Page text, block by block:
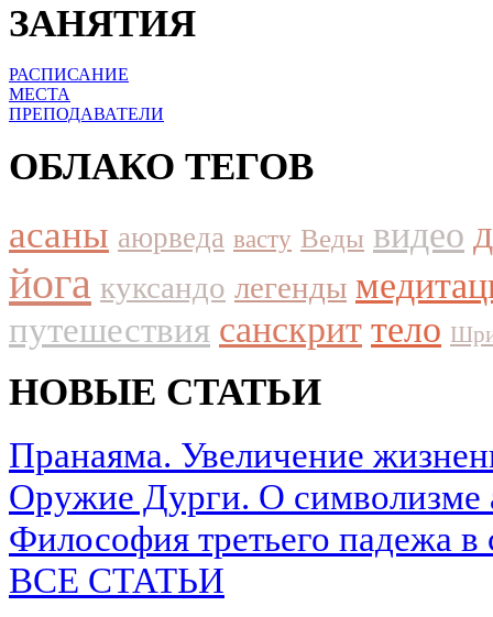
ЗАНЯТИЯ
РАСПИСАНИЕ
МЕСТА
ПРЕПОДАВАТЕЛИ
ОБЛАКО ТЕГОВ
асаны аюрведа васту Веды видео
йога куксандо легенды
путешествия санскрит тело
НОВЫЕ СТАТЬИ
Пранаяма. Увеличение
Оружие Дурги. О символизме
Философия третьего падежа в
ВСЕ СТАТЬИ